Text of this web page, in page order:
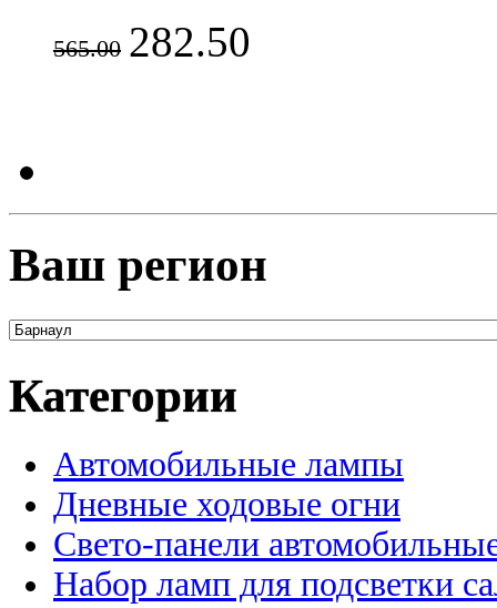
565.00 282.50
Ваш регион
Категории
Автомобильные лампы
Дневные ходовые огни
Свето-панели
Набор ламп для подсветки